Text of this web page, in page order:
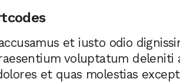
et iusto odio
voluptatum deleniti
et quas molestias